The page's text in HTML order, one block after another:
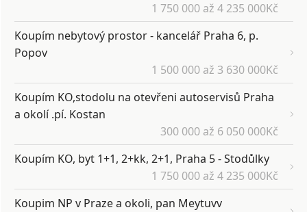
1 750 000 až 4 235 000Kč
Koupím nebytový prostor - kancelář Praha 6, p.
Popov
1 500 000 až 3 630 000Kč
Koupím KO,stodolu na otevřeni autoservisů Praha
a okolí .pí. Kostan
300 000 až 6 050 000Kč
Koupím KO, byt 1+1, 2+kk, 2+1, Praha 5 - Stodůlky
1 750 000 až 4 235 000Kč
Koupim NP v Praze a okoli, pan Meytuvv